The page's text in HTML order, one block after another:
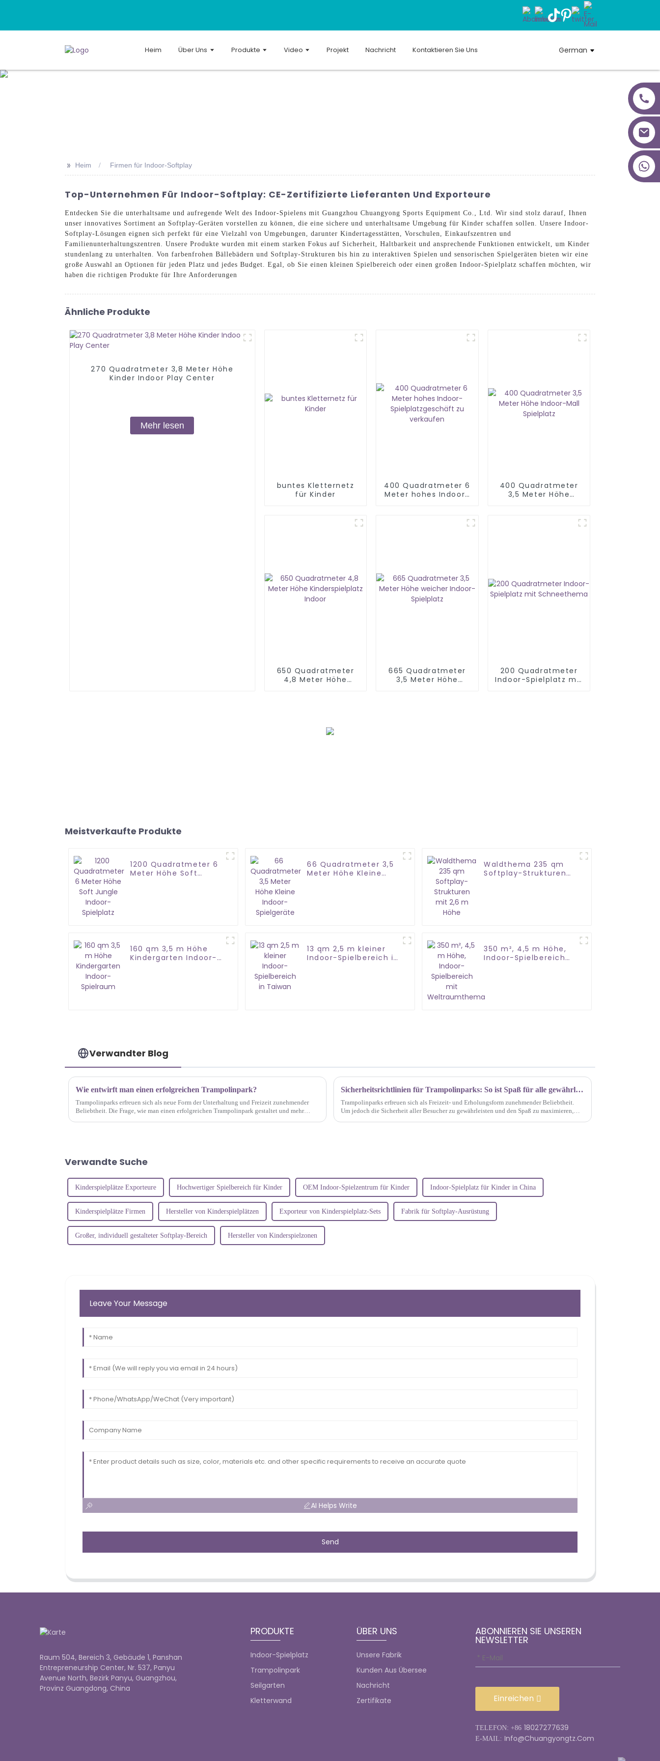
Heim Über Uns Produkte Video Projekt Nachricht Kontaktieren Sie Uns German
>> Heim Firmen für Indoor-Softplay
Top-Unternehmen Für Indoor-Softplay: CE-Zertifizierte Lieferanten Und Exporteure
Entdecken Sie die unterhaltsame und aufregende Welt des Indoor-Spielens mit Guangzhou Chuangyong Sports Equipment Co., Ltd. Wir sind stolz darauf, Ihnen
unser innovatives Sortiment an Softplay-Geräten vorstellen zu können, die eine sichere und unterhaltsame Umgebung für Kinder schaffen sollen. Unsere Indoor-
Softplay-Lösungen eignen sich perfekt für eine Vielzahl von Umgebungen, darunter Kindertagesstätten, Vorschulen, Einkaufszentren und
Familienunterhaltungszentren. Unsere Produkte wurden mit einem starken Fokus auf Sicherheit, Haltbarkeit und ansprechende Funktionen entwickelt, um Kinder
stundenlang zu unterhalten. Von farbenfrohen Bällebädern und Softplay-Strukturen bis hin zu interaktiven Spielen und sensorischen Spielgeräten bieten wir eine
große Auswahl an Optionen für jeden Platz und jedes Budget. Egal, ob Sie einen kleinen Spielbereich oder einen großen Indoor-Spielplatz schaffen möchten, wir
haben die richtigen Produkte für Ihre Anforderungen
Ähnliche Produkte
270 Quadratmeter 3,8 Meter Höhe
Kinder Indoor Play Center
Mehr lesen
buntes Kletternetz
für Kinder
400 Quadratmeter 6
Meter hohes Indoor-
400 Quadratmeter
3,5 Meter Höhe
650 Quadratmeter
4,8 Meter Höhe
665 Quadratmeter
3,5 Meter Höhe
200 Quadratmeter
Indoor-Spielplatz mit
Meistverkaufte Produkte
1200 Quadratmeter 6
Meter Höhe Soft
66 Quadratmeter 3,5
Meter Höhe Kleine
Waldthema 235 qm
Softplay-Strukturen
160 qm 3,5 m Höhe
Kindergarten Indoor-
13 qm 2,5 m kleiner
Indoor-Spielbereich in
350 m², 4,5 m Höhe,
Indoor-Spielbereich
Verwandter Blog
Wie entwirft man einen erfolgreichen Trampolinpark?
Trampolinparks erfreuen sich als neue Form der Unterhaltung und Freizeit zunehmender
Beliebtheit. Die Frage, wie man einen erfolgreichen Trampolinpark gestaltet und mehr
Sicherheitsrichtlinien für Trampolinparks: So ist Spaß für alle gewährleistet
Trampolinparks erfreuen sich als Freizeit- und Erholungsform zunehmender Beliebtheit.
Um jedoch die Sicherheit aller Besucher zu gewährleisten und den Spaß zu maximieren,
Verwandte Suche
Kinderspielplätze Exporteure Hochwertiger Spielbereich für Kinder OEM Indoor-Spielzentrum für Kinder Indoor-Spielplatz für Kinder in China
Kinderspielplätze Firmen Hersteller von Kinderspielplätzen Exporteur von Kinderspielplatz-Sets Fabrik für Softplay-Ausrüstung
Großer, individuell gestalteter Softplay-Bereich Hersteller von Kinderspielzonen
Leave Your Message
AI Helps Write
Send
Raum 504, Bereich 3, Gebäude 1, Panshan
Entrepreneurship Center, Nr. 537, Panyu
Avenue North, Bezirk Panyu, Guangzhou,
Provinz Guangdong, China
PRODUKTE
Indoor-Spielplatz
Trampolinpark
Seilgarten
Kletterwand
ÜBER UNS
Unsere Fabrik
Kunden Aus Übersee
Nachricht
Zertifikate
ABONNIEREN SIE UNSEREN
NEWSLETTER
Einreichen
TELEFON: +86 18027277639
E-MAIL: Info@chuangyongtz.com